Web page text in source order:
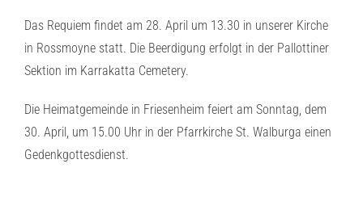
Das Requiem findet am 28. April um 13.30 in unserer Kirche
in Rossmoyne statt. Die Beerdigung erfolgt in der Pallottiner
Sektion im Karrakatta Cemetery.
Die Heimatgemeinde in Friesenheim feiert am Sonntag, dem
30. April, um 15.00 Uhr in der Pfarrkirche St. Walburga einen
Gedenkgottesdienst.